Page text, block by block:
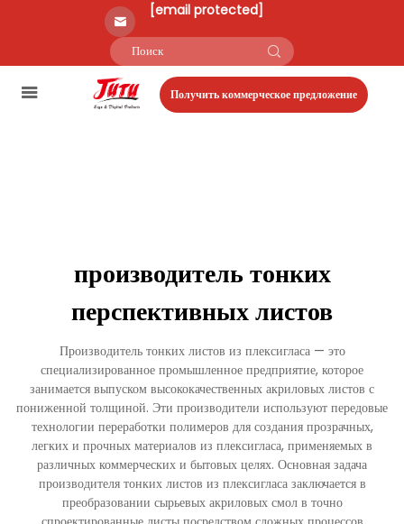
[email protected]
Получить коммерческое предложение
производитель тонких
перспективных листов
Производитель тонких листов из плексигласа — это
специализированное промышленное предприятие, которое
занимается выпуском высококачественных акриловых листов с
пониженной толщиной. Эти производители используют передовые
технологии переработки полимеров для создания прозрачных,
легких и прочных материалов из плексигласа, применяемых в
различных коммерческих и бытовых целях. Основная задача
производителя тонких листов из плексигласа заключается в
преобразовании сырьевых акриловых смол в точно